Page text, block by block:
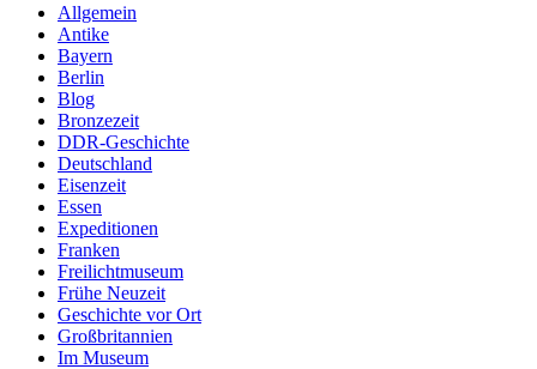
Allgemein
Antike
Bayern
Berlin
Blog
Bronzezeit
DDR-Geschichte
Deutschland
Eisenzeit
Essen
Expeditionen
Franken
Freilichtmuseum
Frühe Neuzeit
Geschichte vor Ort
Großbritannien
Im Museum